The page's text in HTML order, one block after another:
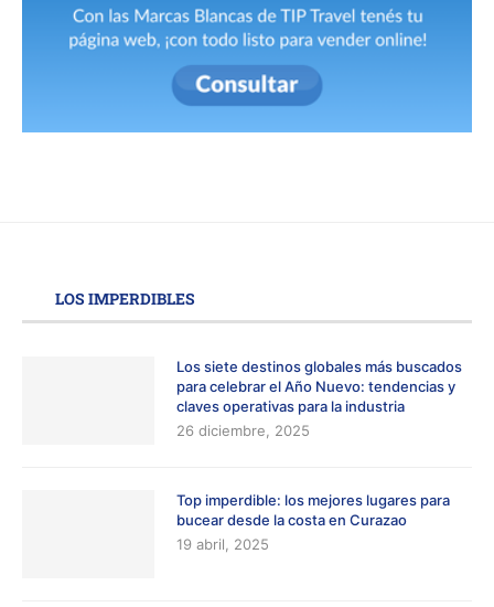
LOS IMPERDIBLES
Los siete destinos globales más buscados
para celebrar el Año Nuevo: tendencias y
claves operativas para la industria
26 diciembre, 2025
Top imperdible: los mejores lugares para
bucear desde la costa en Curazao
19 abril, 2025